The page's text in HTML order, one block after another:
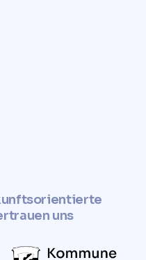
uns